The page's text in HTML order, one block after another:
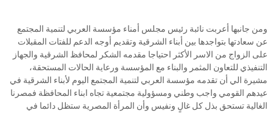
ومن جانبها أعربت نائبة رئيس مجلس أمناء مؤسسة العربي لتنمية المجتمع
عن سعادتها بتواجدها بين أبناء الشرقية وتقديم أوجه الدعم للفتات المقبلات
على الزواج من الاسر الأكثر احتياجا مقدمه الشكر لمحافظ الشرقية والجهاز
التنفيذي للتعاون المثمر والبناء مع المؤسسة ورعاية الحالات المستحقة،
مشيرة الي أن تقدمه مؤسسة العربي لتنمية المجتمع اليوم لأبناء الشرقية في
عيدهم القومي واجب وطني ومسؤولية مجتمعية تجاه ابناء المحافظة فمصرنا
الغالية تستحق بذل كل غالٍ ونفيس وأن المرأة المصرية ستظل دائما في